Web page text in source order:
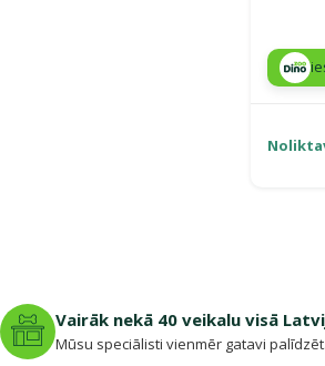
Vairāk nekā 40 veikalu visā
Mūsu speciālisti vienmēr gatavi palīdzēt.